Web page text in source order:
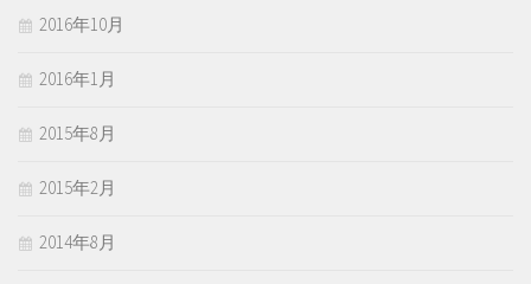
2016年10月
2016年1月
2015年8月
2015年2月
2014年8月